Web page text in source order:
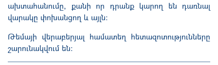
ախտահանումը, քանի որ դրանք կարող են դառնալ
վարակը փոխանցող և այլն:
Թեմայի վերաբերյալ համատեղ հետազոտությունները
շարունակվում են: